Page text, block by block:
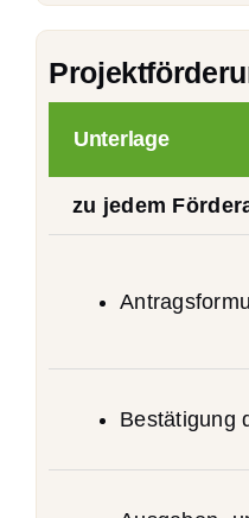
Unterlage
zu jedem
Bestätigung